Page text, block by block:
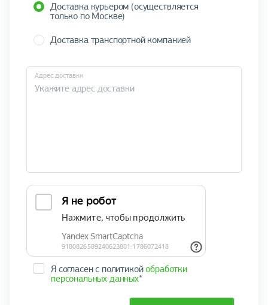
Доставка курьером (осуществляется
только по Москве)
Доставка транспортной компанией
Адрес доставки
Я согласен с политикойобработки
персональных данных*